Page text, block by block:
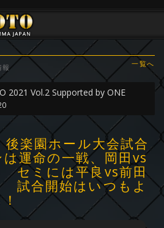
報 一覧へ
2021 Vol.2 Supported by ONE
楽園ホール大会試合
運命の一戦、岡田vs
セミには平良vs前田
試合開始はいつもよ